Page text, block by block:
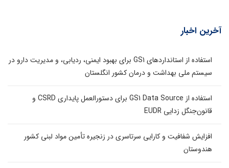
آخرین اخبار
استفاده از استانداردهای GS1 برای بهبود ایمنی، ردیابی، و مدیریت دارو در
سیستم ملی بهداشت و درمان کشور انگلستان
استفاده از GS1 Data Source برای دستورالعمل پایداری CSRD و
قانون‌جنگل زدایی EUDR
افزایش شفافیت و کارایی سرتاسری در زنجیره تأمین مواد لبنی کشور
هندوستان